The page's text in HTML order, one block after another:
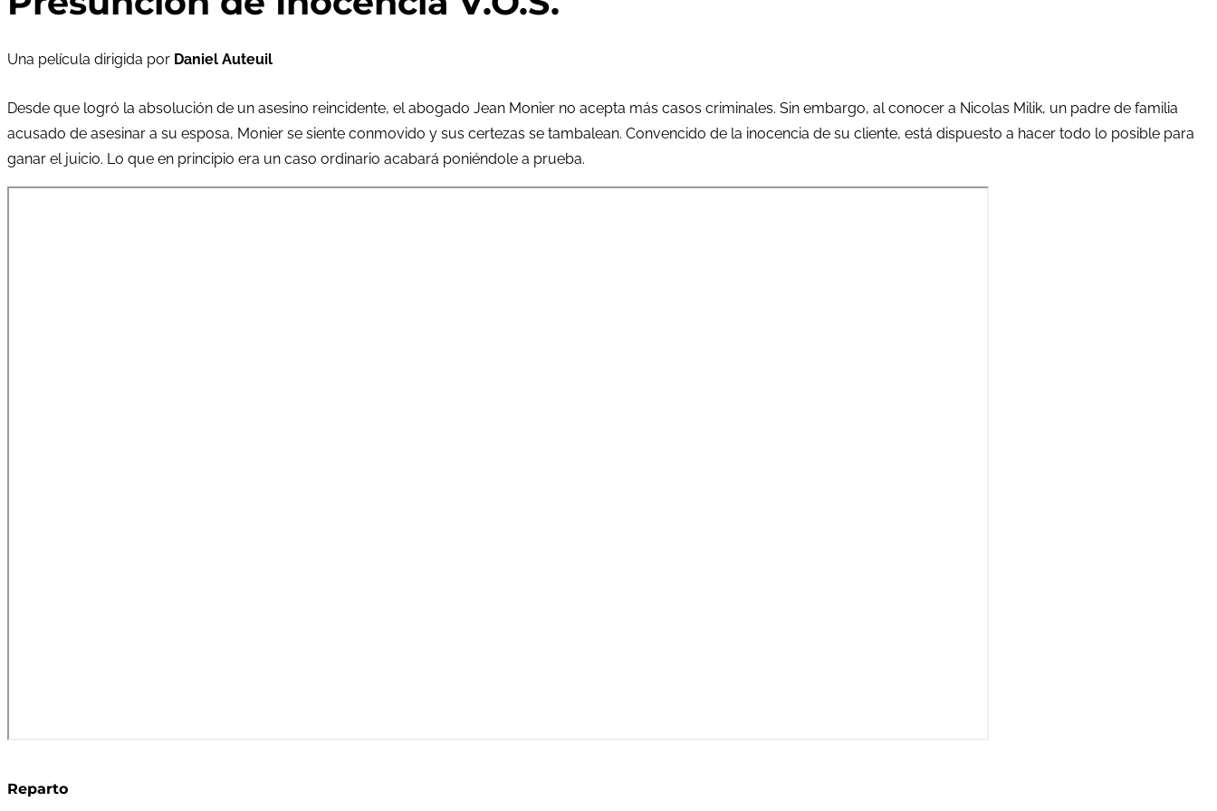
Una película dirigida por Daniel Auteuil
Desde que logró la absolución de un asesino reincidente, el abogado Jean Monier no acepta más casos criminales. Sin embargo, al conocer a Nicolas Milik, un padre de familia
acusado de asesinar a su esposa, Monier se siente conmovido y sus certezas se tambalean. Convencido de la inocencia de su cliente, está dispuesto a hacer todo lo posible para
ganar el juicio. Lo que en principio era un caso ordinario acabará poniéndole a prueba.
Reparto